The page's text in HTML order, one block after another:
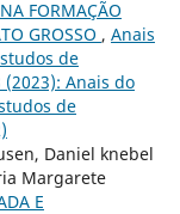
FORMAÇÃO
GROSSO , Anais
de
Anais do
de
Daniel knebel
Margarete
E